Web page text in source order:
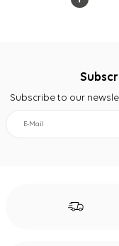
Subscribe to our